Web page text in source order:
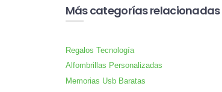
Más categorías
Regalos Tecnología
Alfombrillas Personalizadas
Memorias Usb Baratas